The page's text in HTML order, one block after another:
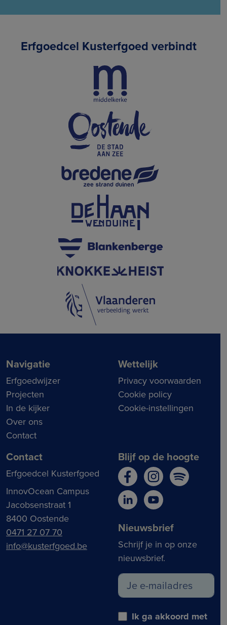
Erfgoedcel Kusterfgoed verbindt
Navigatie
Erfgoedwijzer
Projecten
In de kijker
Over ons
Contact
Wettelijk
Privacy voorwaarden
Cookie policy
Cookie-instellingen
Contact
Erfgoedcel Kusterfgoed
InnovOcean Campus
Jacobsenstraat 1
8400 Oostende
0471 27 07 70
info@kusterfgoed.be
Blijf op de hoogte
Nieuwsbrief
Schrijf je in op onze
nieuwsbrief.
Ik ga akkoord met